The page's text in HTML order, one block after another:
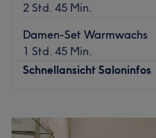
2 Std. 45 Min.
Damen-Set Warmwachs
1 Std. 45 Min.
Schnellansicht Saloninfos
Dienstag